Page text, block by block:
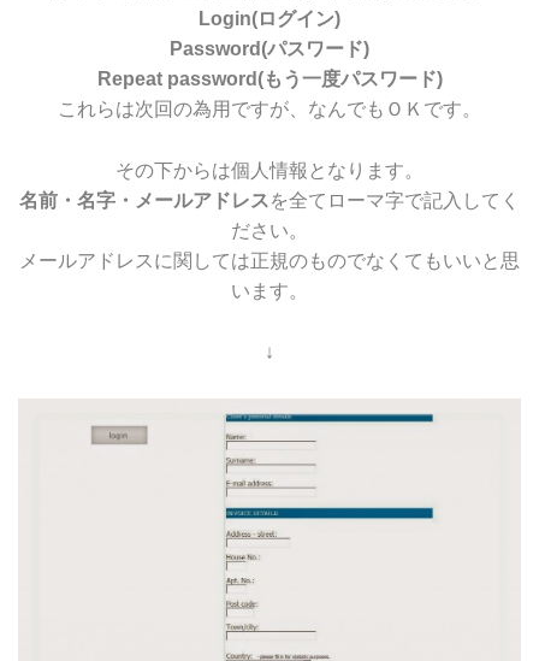
Login(ログイン)
Password(パスワード)
Repeat password(もう一度パスワード)
これらは次回の為用ですが、なんでもＯＫです。
その下からは個人情報となります。
名前・名字・メールアドレス を全てローマ字で記入してく
ださい。
メールアドレスに関しては正規のものでなくてもいいと思
います。
↓